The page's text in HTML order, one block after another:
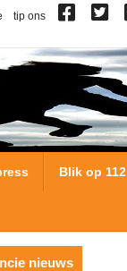
tip ons
Blik op 112
nieuws